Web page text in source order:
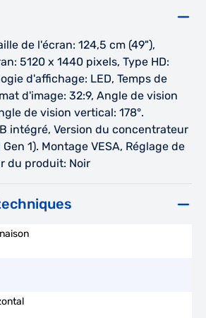
de l'écran: 124,5 cm (49"),
5120 x 1440 pixels, Type HD:
d'affichage: LED, Temps de
d'image: 32:9, Angle de vision
de vision vertical: 178°.
intégré, Version du concentrateur
Gen 1). Montage VESA, Réglage de
du produit: Noir